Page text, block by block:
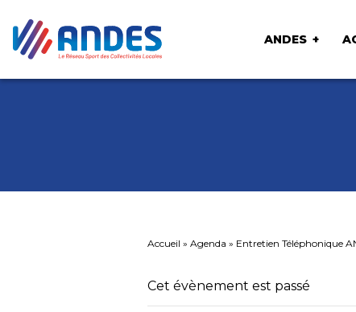
ANDES
Accueil » Agenda » Entretien Téléphonique
Cet évènement est passé